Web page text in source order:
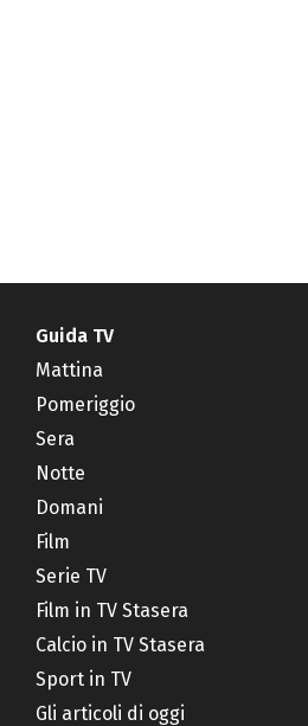
Guida TV
Mattina
Pomeriggio
Sera
Notte
Domani
Film
Serie TV
Film in TV Stasera
Calcio in TV Stasera
Sport in TV
Gli articoli di oggi